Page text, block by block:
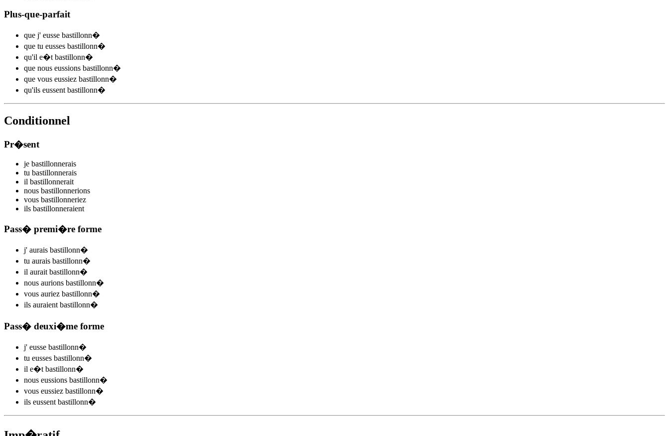
Plus-que-parfait
que j' eusse bastillonn�
que tu eusses bastillonn�
qu'il e�t bastillonn�
que nous eussions bastillonn�
que vous eussiez bastillonn�
qu'ils eussent bastillonn�
Conditionnel
Pr�sent
je bastillonnerais
tu bastillonnerais
il bastillonnerait
nous bastillonnerions
vous bastillonneriez
ils bastillonneraient
Pass� premi�re forme
j' aurais bastillonn�
tu aurais bastillonn�
il aurait bastillonn�
nous aurions bastillonn�
vous auriez bastillonn�
ils auraient bastillonn�
Pass� deuxi�me forme
j' eusse bastillonn�
tu eusses bastillonn�
il e�t bastillonn�
nous eussions bastillonn�
vous eussiez bastillonn�
ils eussent bastillonn�